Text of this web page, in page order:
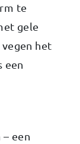
te
gele
het
een
een